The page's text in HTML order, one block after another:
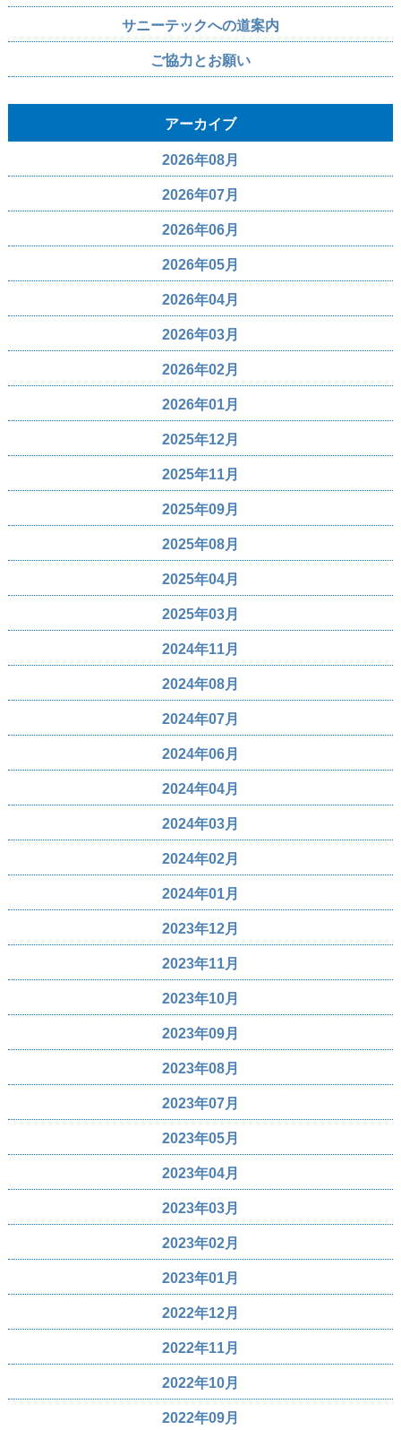
サニーテックへの道案内
ご協力とお願い
アーカイブ
2026年08月
2026年07月
2026年06月
2026年05月
2026年04月
2026年03月
2026年02月
2026年01月
2025年12月
2025年11月
2025年09月
2025年08月
2025年04月
2025年03月
2024年11月
2024年08月
2024年07月
2024年06月
2024年04月
2024年03月
2024年02月
2024年01月
2023年12月
2023年11月
2023年10月
2023年09月
2023年08月
2023年07月
2023年05月
2023年04月
2023年03月
2023年02月
2023年01月
2022年12月
2022年11月
2022年10月
2022年09月